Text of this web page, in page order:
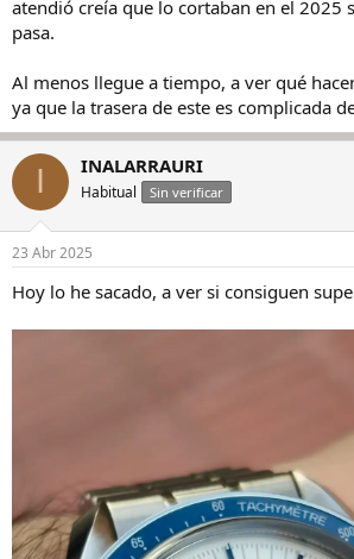
atendió creía que lo cortaban en el 2025
pasa.
Al menos llegue a tiempo, a ver qué
ya que la trasera de este es complicada
I INALARRAURI
Habitual Sin verificar
23 Abr 2025
Hoy lo he sacado, a ver si consiguen